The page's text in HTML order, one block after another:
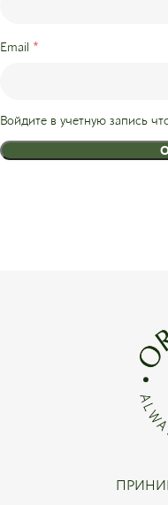
Email *
Войдите в учетную запись